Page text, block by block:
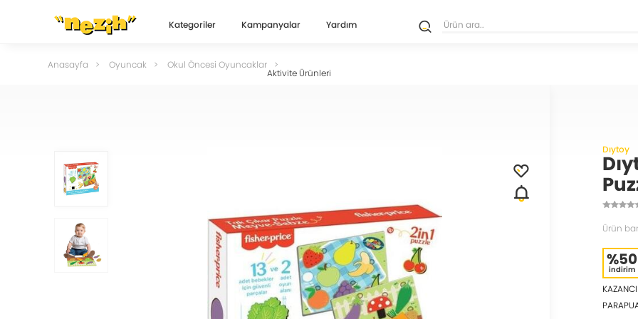
Kategoriler Kampanyalar Yardım
Anasayfa Oyuncak Okul Öncesi Oyuncaklar
Aktivite Ürünleri
Dıytoy
Ürün
%50
indirim